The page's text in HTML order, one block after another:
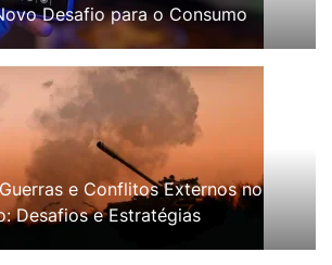
Desafio para o Consumo
e Conflitos Externos no
Desafios e Estratégias